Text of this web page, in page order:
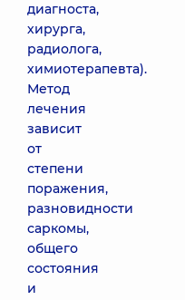
диагноста,
хирурга,
радиолога,
химиотерапевта).
Метод
лечения
зависит
от
степени
поражения,
разновидности
саркомы,
общего
состояния
и